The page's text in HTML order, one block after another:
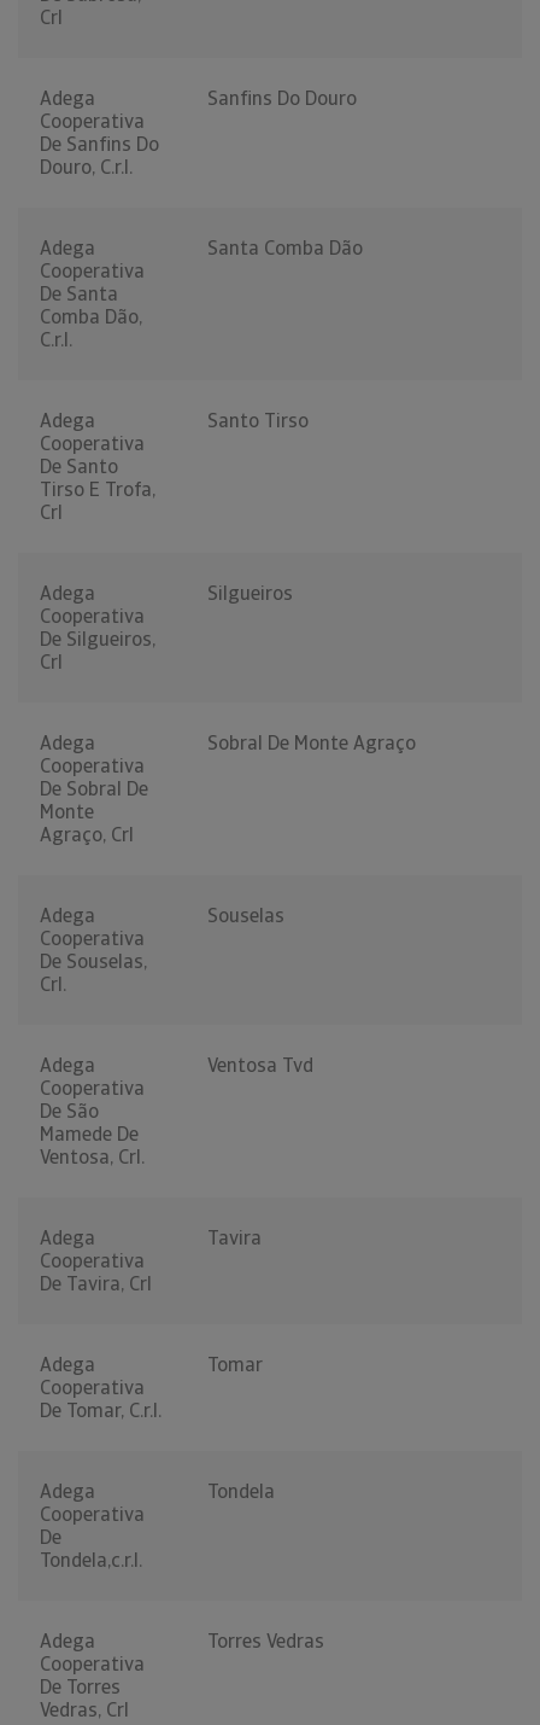
Crl
Adega
Cooperativa
De Sanfins Do
Douro, C.r.l.
Sanfins Do Douro
Adega
Cooperativa
De Santa
Comba Dão,
C.r.l.
Santa Comba Dão
Adega
Cooperativa
De Santo
Tirso E Trofa,
Crl
Santo Tirso
Adega
Cooperativa
De Silgueiros,
Crl
Silgueiros
Adega
Cooperativa
De Sobral De
Monte
Agraço, Crl
Sobral De Monte Agraço
Adega
Cooperativa
De Souselas,
Crl.
Souselas
Adega
Cooperativa
De São
Mamede De
Ventosa, Crl.
Ventosa Tvd
Adega
Cooperativa
De Tavira, Crl
Tavira
Adega
Cooperativa
De Tomar, C.r.l.
Tomar
Adega
Cooperativa
De
Tondela,c.r.l.
Tondela
Adega
Cooperativa
De Torres
Vedras, Crl
Torres Vedras